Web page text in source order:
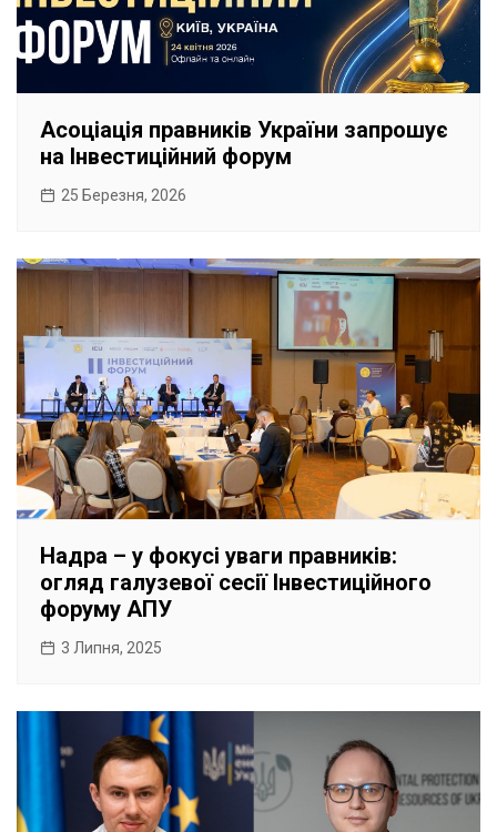
Асоціація правників України запрошує
на Інвестиційний форум
25 Березня, 2026
Надра – у фокусі уваги правників:
огляд галузевої сесії Інвестиційного
форуму АПУ
3 Липня, 2025